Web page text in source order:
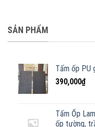
SẢN PHẨM
Tấm ốp PU
390,000₫
Tấm Ốp
ốp tường,